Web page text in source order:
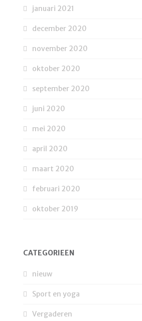
januari 2021
december 2020
november 2020
oktober 2020
september 2020
juni 2020
mei 2020
april 2020
maart 2020
februari 2020
oktober 2019
CATEGORIEËN
nieuw
Sport en yoga
Vergaderen